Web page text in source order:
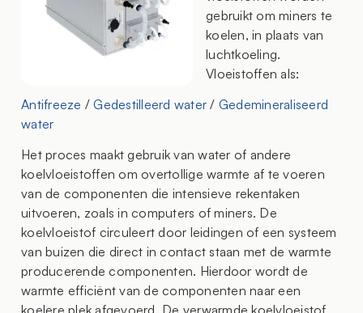
gebruikt om miners te
koelen, in plaats van
luchtkoeling.
Vloeistoffen als:
Antifreeze /Gedestilleerd water / Gedemineraliseerd
water
Het proces maakt gebruik van water of andere
koelvloeistoffen om overtollige warmte af te voeren
van de componenten die intensieve rekentaken
uitvoeren, zoals in computers of miners. De
koelvloeistof circuleert door leidingen of een systeem
van buizen die direct in contact staan met de warmte
producerende componenten. Hierdoor wordt de
warmte efficiënt van de componenten naar een